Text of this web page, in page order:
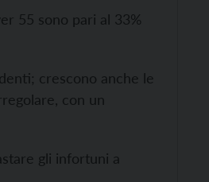
55 sono pari al 33%
crescono anche le
con un
gli infortuni a